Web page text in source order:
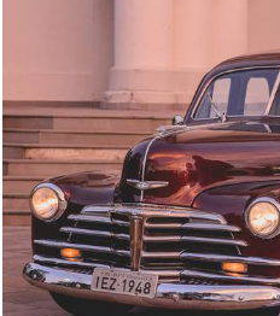
2042